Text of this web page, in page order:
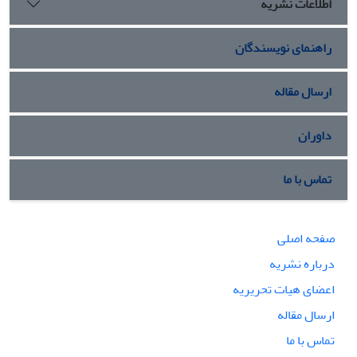
پاسخگویی به این پرسش است که شیعیان یمن چه نقشی در
رقابتهای ژئوپولیتیک منطقه ای بین ایران و عربستان خواهند
داشت. بدین منظور با استفاده از اسناد و اطلاعات گردآوری شده و
به روش توصیفی- تحلیلی محتوا به بررسی روابط متغیرهای مورد
نظر پرداخته شدهاست.
راهنمای نویسندگان
ارسال مقاله
داوران
تماس با ما
صفحه اصلی
درباره نشریه
اعضای هیات تحریریه
ارسال مقاله
تماس با ما